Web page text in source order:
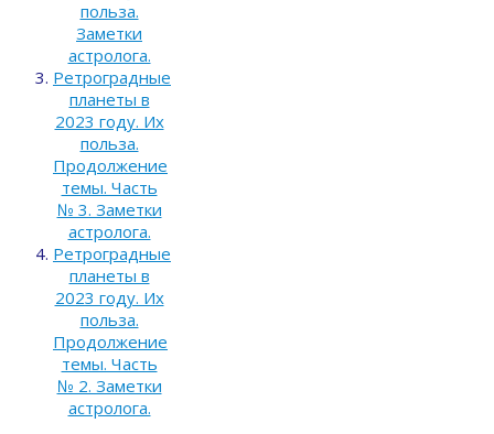
польза.
Заметки
астролога.
Ретроградные
планеты в
2023 году. Их
польза.
Продолжение
темы. Часть
№ 3. Заметки
астролога.
Ретроградные
планеты в
2023 году. Их
польза.
Продолжение
темы. Часть
№ 2. Заметки
астролога.